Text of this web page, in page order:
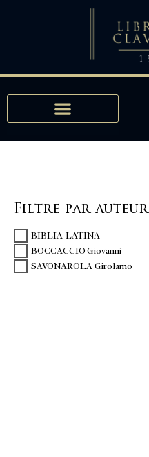
Filtre par auteur
BIBLIA LATINA
BOCCACCIO Giovanni
SAVONAROLA Girolamo